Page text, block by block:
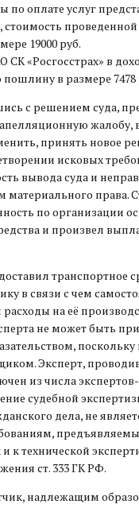
по оплате услуг
стоимость
19000 руб.
СК «Росгосстрах» в
в размере 7478
с решением суда,
жалобу,
принять новое
исковых
вывода суда и
материального права.
по организации
и произвел
транспортное
в связи с чем
на её
не может быть
поскольку
Эксперт,
из числа
судебной
дела, не
к технической
ст. 333 ГК РФ.
надлежащим